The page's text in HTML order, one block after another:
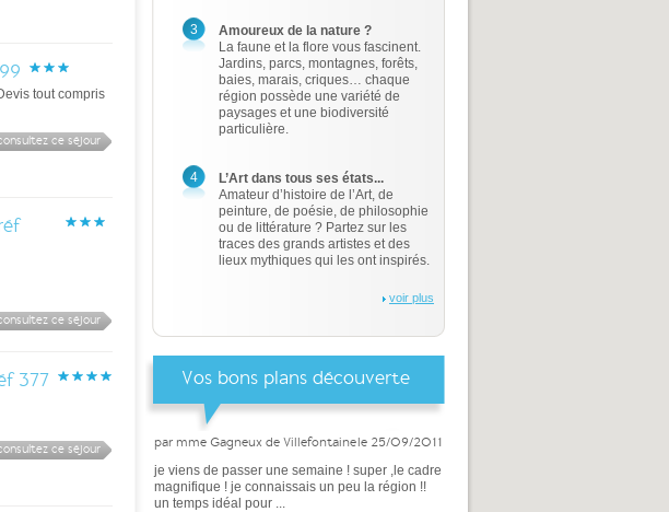
tout compris
ce séjour
ce séjour
377
ce séjour
3
Amoureux de la nature ?
La faune et la flore vous fascinent.
Jardins, parcs, montagnes, forêts,
baies, marais, criques… chaque
région possède une variété de
paysages et une biodiversité
particulière.
4
L’Art dans tous ses états...
Amateur d’histoire de l’Art, de
peinture, de poésie, de philosophie
ou de littérature ? Partez sur les
traces des grands artistes et des
lieux mythiques qui les ont inspirés.
voir plus
Vos bons plans découverte
par mme Gagneux de Villefontainele 25/09/2011
je viens de passer une semaine ! super ,le cadre
magnifique ! je connaissais un peu la région !!
un temps idéal pour ...